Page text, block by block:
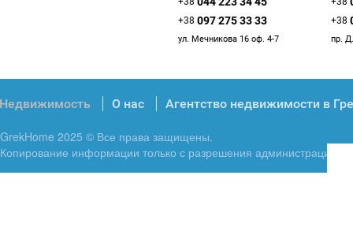
+38 097 275 33 33 +38
ул. Мечникова 16 оф. 4-7 пр.
Недвижимость О нас Агентство недвижимости в
GrekHome 2025 © Все права защищены.
Копирование информации только с разрешения администрации.